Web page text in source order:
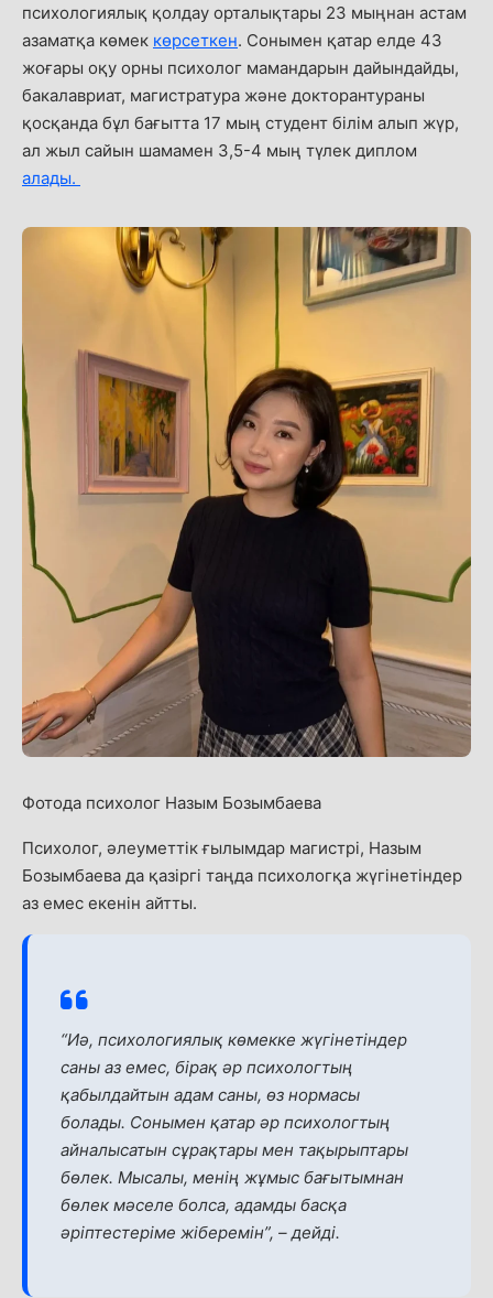
психологиялық қолдау орталықтары 23 мыңнан астам
азаматқа көмек көрсеткен. Сонымен қатар елде 43
жоғары оқу орны психолог мамандарын дайындайды,
бакалавриат, магистратура және докторантураны
қосқанда бұл бағытта 17 мың студент білім алып жүр,
ал жыл сайын шамамен 3,5-4 мың түлек диплом
алады.
Фотода психолог Назым Бозымбаева
Психолог, әлеуметтік ғылымдар магистрі, Назым
Бозымбаева да қазіргі таңда психологқа жүгінетіндер
аз емес екенін айтты.
“Иә, психологиялық көмекке жүгінетіндер
саны аз емес, бірақ әр психологтың
қабылдайтын адам саны, өз нормасы
болады. Сонымен қатар әр психологтың
айналысатын сұрақтары мен тақырыптары
бөлек. Мысалы, менің жұмыс бағытымнан
бөлек мәселе болса, адамды басқа
әріптестеріме жіберемін”, –дейді.